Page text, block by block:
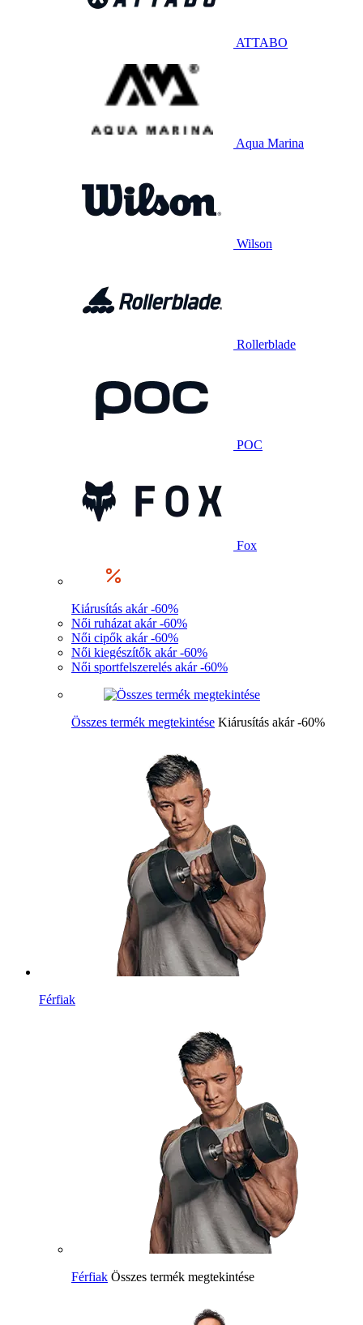
ATTABO
Aqua Marina
Wilson
Rollerblade
POC
Fox
Kiárusítás akár -60%
Női ruházat akár -60%
Női cipők akár -60%
Női kiegészítők akár -60%
Női sportfelszerelés akár -60%
Összes termék megtekintése Kiárusítás akár -60%
Férfiak
Férfiak Összes termék megtekintése